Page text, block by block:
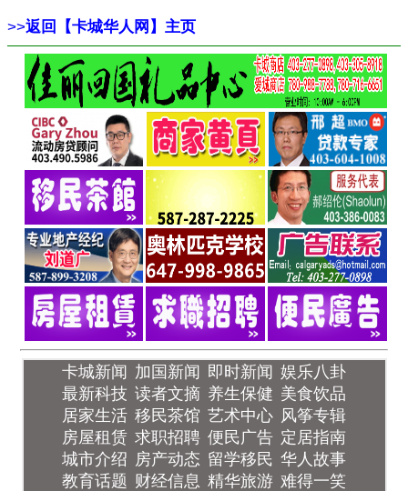
>>返回【卡城华人网】主页
卡城新闻 加国新闻 即时新闻 娱乐八卦
最新科技 读者文摘 养生保健 美食饮品
居家生活 移民茶馆 艺术中心 风筝专辑
房屋租赁 求职招聘 便民广告 定居指南
城市介绍 房产动态 留学移民 华人故事
教育话题 财经信息 精华旅游 难得一笑